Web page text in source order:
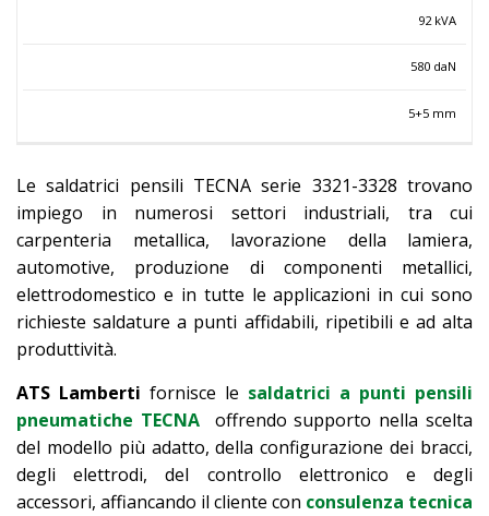
92 kVA
580 daN
5+5 mm
Le saldatrici pensili TECNA serie 3321-3328 trovano
impiego in numerosi settori industriali, tra cui
carpenteria metallica, lavorazione della lamiera,
automotive, produzione di componenti metallici,
elettrodomestico e in tutte le applicazioni in cui sono
richieste saldature a punti affidabili, ripetibili e ad alta
produttività.
ATS Lamberti fornisce le saldatrici a punti pensili
pneumatiche TECNA
offrendo supporto nella scelta
del modello più adatto, della configurazione dei bracci,
degli elettrodi, del controllo elettronico e degli
accessori, affiancando il cliente con consulenza tecnica